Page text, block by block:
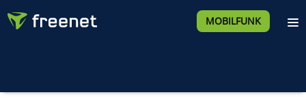
MOBILFUNK